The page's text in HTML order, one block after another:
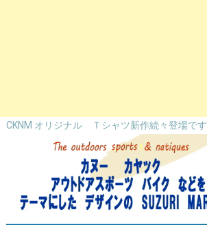
CKNM オリジナル Ｔシャツ新作続々登場です